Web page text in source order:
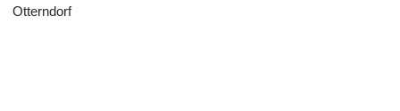
Otterndorf